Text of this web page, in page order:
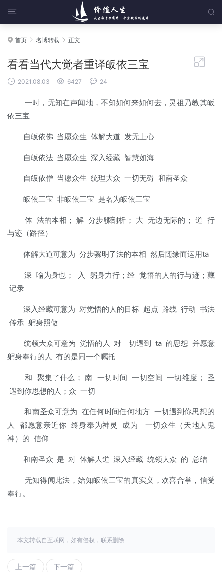
 
 首页  名博转载  正文

看看当代大觉者重译皈依三宝
 2021.08.03  6427  24
一时，无知在声闻地，不知如何来如何去，灵祖乃教其皈
依三宝
自皈依佛 当愿众生 体解大道 发无上心
自皈依法 当愿众生 深入经藏 智慧如海
自皈依僧 当愿众生 统理大众 一切无碍 和南圣众
皈依三宝 非皈依三宝 是名为皈依三宝
体 法的本相； 解 分步骤剖析； 大 无边无际的； 道 行
与迹（路径）
体解大道可意为 分步骤明了法的本相 然后随缘而运用ta
深 喻为身也； 入 躬身力行；经 觉悟的人的行与迹；藏
记录
深入经藏可意为 对觉悟的人的目标 起点 路线 行动 书法
传承 躬身照做
统领大众可意为 觉悟的人 对一切遇到 ta 的思想 并愿意
躬身奉行的人 有的是同一个嘱托
和 聚集了什么； 南 一切时间 一切空间 一切维度； 圣
遇到你思想的人；众 一切
和南圣众可意为 在任何时间任何地方 一切遇到你思想的
人 都愿意亲近你 终身奉为神灵 成为 一切众生（天地人鬼
神）的 信仰
和南圣众 是 对 体解大道 深入经藏 统领大众 的 总结
无知得闻此法，始知皈依三宝的真实义，欢喜合掌，信受
奉行。
本文转载自互联网，如有侵权，联系删除
上一篇 下一篇